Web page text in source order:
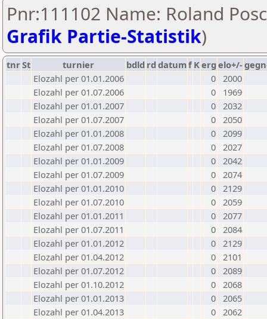
Pnr:111102 Name: Roland
Grafik Partie-Statistik)
tnrSt turnier bdld rd datumf Kerg elo+/-
Elozahl per 01.01.2006
0 2000
Elozahl per 01.07.2006
0
1969
Elozahl per 01.01.2007
0 2032
Elozahl per 01.07.2007
0 2050
Elozahl per 01.01.2008
0 2099
Elozahl per 01.07.2008
0 2027
Elozahl per 01.01.2009
0 2042
Elozahl per 01.07.2009
0 2074
Elozahl per 01.01.2010
0 2129
Elozahl per 01.07.2010
0 2059
Elozahl per 01.01.2011
0 2077
Elozahl per 01.07.2011
0 2084
Elozahl per 01.01.2012
0 2129
Elozahl per 01.04.2012
0 2101
Elozahl per 01.07.2012
0 2089
Elozahl per 01.10.2012
0 2068
Elozahl per 01.01.2013
0 2065
Elozahl per 01.04.2013
0 2062